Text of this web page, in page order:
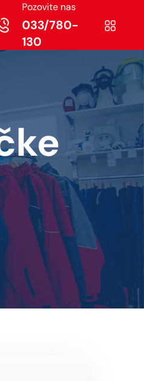
Pozovite nas
033/780-
130